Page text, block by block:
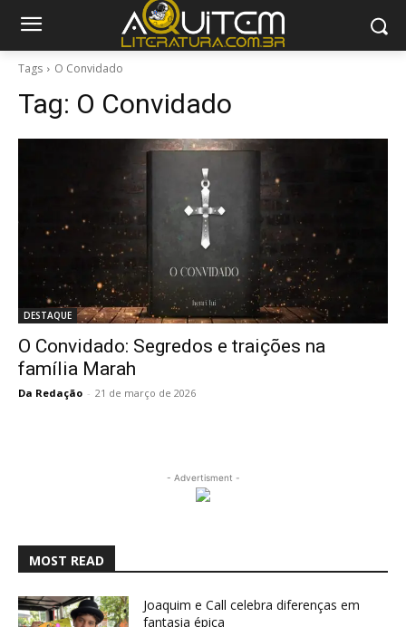
Tags O Convidado
Tag: O Convidado
DESTAQUE
O Convidado: Segredos e traições na
família Marah
Da Redação - 21 de março de 2026
- Advertisment -
MOST READ
Joaquim e Call celebra diferenças em
fantasia épica